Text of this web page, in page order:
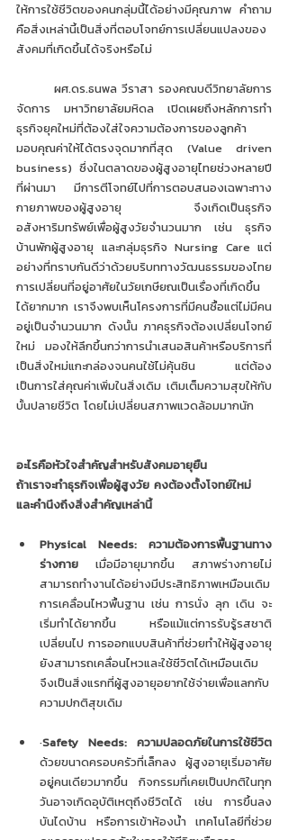
ให้การใช้ชีวิตของคนกลุ่มนี้ได้อย่างมีคุณภาพ คำถาม
คือสิ่งเหล่านี้เป็นสิ่งที่ตอบโจทย์การเปลี่ยนแปลงของ
สังคมที่เกิดขึ้นได้จริงหรือไม่
จัดการ มหาวิทยาลัยมหิดล เปิดเผยถึงหลักการทำ
ธุรกิจยุคใหม่ที่ต้องใส่ใจความต้องการของลูกค้า
มอบคุณค่าให้ได้ตรงจุดมากที่สุด (Value driven
business) ซึ่งในตลาดของผู้สูงอายุไทยช่วงหลายปี
ที่ผ่านมา มีการตีโจทย์ไปที่การตอบสนองเฉพาะทาง
กายภาพของผู้สูงอายุ จึงเกิดเป็นธุรกิจ
อสังหาริมทรัพย์เพื่อผู้สูงวัยจำนวนมาก เช่น ธุรกิจ
บ้านพักผู้สูงอายุ และกลุ่มธุรกิจ Nursing Care แต่
อย่างที่ทราบกันดีว่าด้วยบริบททางวัฒนธรรมของไทย
การเปลี่ยนที่อยู่อาศัยในวัยเกษียณเป็นเรื่องที่เกิดขึ้น
ได้ยากมาก เราจึงพบเห็นโครงการที่มีคนซื้อแต่ไม่มีคน
อยู่เป็นจำนวนมาก ดังนั้น ภาคธุรกิจต้องเปลี่ยนโจทย์
ใหม่ มองให้ลึกขึ้นกว่าการนำเสนอสินค้าหรือบริการที่
เป็นสิ่งใหม่แกะกล่องจนคนใช้ไม่คุ้นชิน แต่ต้อง
เป็นการใส่คุณค่าเพิ่มในสิ่งเดิม เติมเต็มความสุขให้กับ
บั้นปลายชีวิต โดยไม่เปลี่ยนสภาพแวดล้อมมากนัก
อะไรคือหัวใจสำคัญสำหรับสังคมอายุยืน
ถ้าเราจะทำธุรกิจเพื่อผู้สูงวัย คงต้องตั้งโจทย์ใหม่
และคำนึงถึงสิ่งสำคัญเหล่านี้
Physical Needs: ความต้องการพื้นฐานทาง
ร่างกาย เมื่อมีอายุมากขึ้น สภาพร่างกายไม่
สามารถทำงานได้อย่างมีประสิทธิภาพเหมือนเดิม
การเคลื่อนไหวพื้นฐาน เช่น การนั่ง ลุก เดิน จะ
เริ่มทำได้ยากขึ้น หรือแม้แต่การรับรู้รสชาติ
เปลี่ยนไป การออกแบบสินค้าที่ช่วยทำให้ผู้สูงอายุ
ยังสามารถเคลื่อนไหวและใช้ชีวิตได้เหมือนเดิม
จึงเป็นสิ่งแรกที่ผู้สูงอายุอยากใช้จ่ายเพื่อแลกกับ
ความปกติสุขเดิม
·Safety Needs: ความปลอดภัยในการใช้ชีวิต
ด้วยขนาดครอบครัวที่เล็กลง ผู้สูงอายุเริ่มอาศัย
อยู่คนเดียวมากขึ้น กิจกรรมที่เคยเป็นปกติในทุก
วันอาจเกิดอุบัติเหตุถึงชีวิตได้ เช่น การขึ้นลง
บันไดบ้าน หรือการเข้าห้องน้ำ เทคโนโลยีที่ช่วย